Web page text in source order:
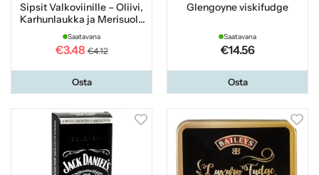
Sipsit Valkoviinille – Oliivi,
Karhunlaukka ja Merisuola
50 g
Saatavana
€3.48 €4.12
Osta
Glengoyne viskifudge
Saatavana
€14.56
Osta